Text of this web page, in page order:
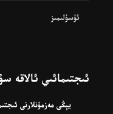
ئۇسۇلىمىز
ئىجتىمائىي ئالاقە
يېڭى مەزمۇنلارنى